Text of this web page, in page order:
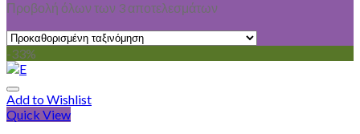
Προβολή όλων των 3 αποτελεσμάτων
-33%
Add to Wishlist
Quick View